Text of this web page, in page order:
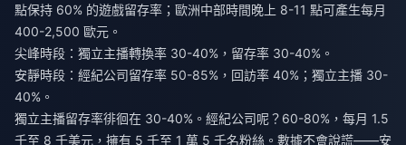
點保持 60% 的遊戲留存率；歐洲中部時間晚上 8-11 點可產生每月
400-2,500 歐元。
尖峰時段：獨立主播轉換率 30-40%，留存率 30-40%。
安靜時段：經紀公司留存率 50-85%，回訪率 40%；獨立主播 30-
40%。
獨立主播留存率徘徊在 30-40%。經紀公司呢？60-80%，每月 1.5
千至 8 千美元，擁有 5 千至 1 萬 5 千名粉絲。數據不會說謊——安